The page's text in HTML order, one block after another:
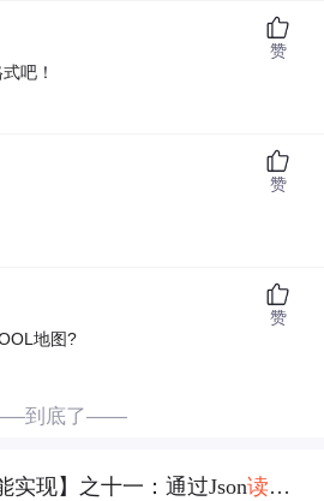
吧！
赞
赞
地图?
赞
到底了——
实现】之十一：通过Json读取